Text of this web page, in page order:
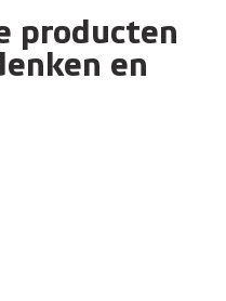
producten
en